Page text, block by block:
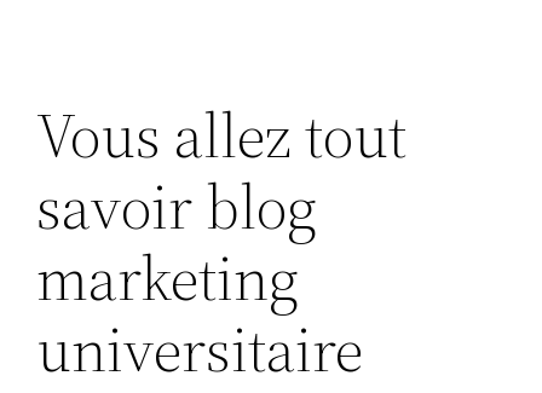
Vous allez tout
savoir blog
marketing
universitaire